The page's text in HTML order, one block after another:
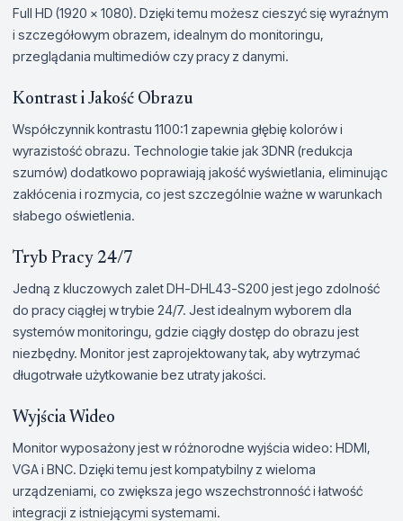
Full HD (1920 x 1080). Dzięki temu możesz cieszyć się wyraźnym
i szczegółowym obrazem, idealnym do monitoringu,
przeglądania multimediów czy pracy z danymi.
Kontrast i Jakość Obrazu
Współczynnik kontrastu 1100:1 zapewnia głębię kolorów i
wyrazistość obrazu. Technologie takie jak 3DNR (redukcja
szumów) dodatkowo poprawiają jakość wyświetlania, eliminując
zakłócenia i rozmycia, co jest szczególnie ważne w warunkach
słabego oświetlenia.
Tryb Pracy 24/7
Jedną z kluczowych zalet DH-DHL43-S200 jest jego zdolność
do pracy ciągłej w trybie 24/7. Jest idealnym wyborem dla
systemów monitoringu, gdzie ciągły dostęp do obrazu jest
niezbędny. Monitor jest zaprojektowany tak, aby wytrzymać
długotrwałe użytkowanie bez utraty jakości.
Wyjścia Wideo
Monitor wyposażony jest w różnorodne wyjścia wideo: HDMI,
VGA i BNC. Dzięki temu jest kompatybilny z wieloma
urządzeniami, co zwiększa jego wszechstronność i łatwość
integracji z istniejącymi systemami.